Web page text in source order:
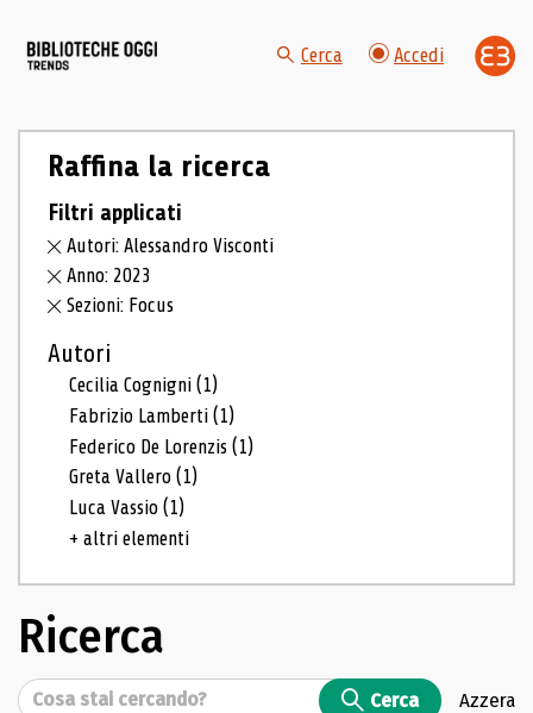
Cerca Accedi
Raffina la ricerca
Filtri applicati
Autori: Alessandro Visconti
Anno: 2023
Sezioni: Focus
Autori
Cecilia Cognigni(1)
Fabrizio Lamberti(1)
Federico De Lorenzis(1)
Greta Vallero(1)
Luca Vassio(1)
+ altri elementi
Ricerca
Cerca Cerca Azzera